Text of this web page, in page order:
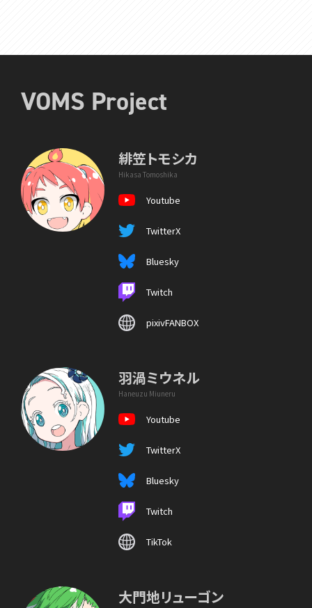
VOMS Project
緋笠トモシカ
Hikasa Tomoshika
Youtube
TwitterX
Bluesky
Twitch
pixivFANBOX
羽渦ミウネル
Haneuzu Miuneru
Youtube
TwitterX
Bluesky
Twitch
TikTok
大門地リューゴン